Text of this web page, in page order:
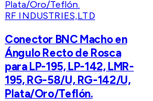
RF INDUSTRIES,LTD
Conector BNC Macho en
Ángulo Recto de Rosca
para LP-195, LP-142, LMR-
195, RG-58/U, RG-142/U,
Plata/Oro/Teflón.